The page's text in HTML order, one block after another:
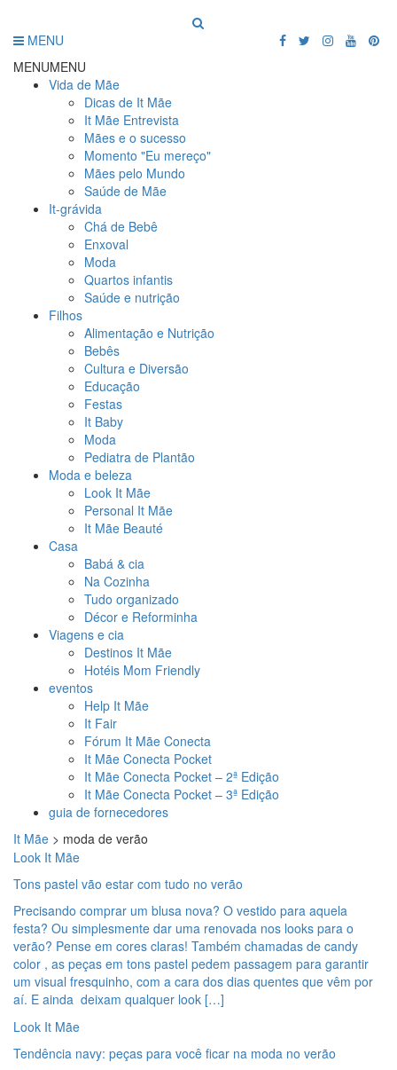
MENU
MENUMENU
Vida de Mãe
Dicas de It Mãe
It Mãe Entrevista
Mães e o sucesso
Momento "Eu mereço"
Mães pelo Mundo
Saúde de Mãe
It-grávida
Chá de Bebê
Enxoval
Moda
Quartos infantis
Saúde e nutrição
Filhos
Alimentação e Nutrição
Bebês
Cultura e Diversão
Educação
Festas
It Baby
Moda
Pediatra de Plantão
Moda e beleza
Look It Mãe
Personal It Mãe
It Mãe Beauté
Casa
Babá & cia
Na Cozinha
Tudo organizado
Décor e Reforminha
Viagens e cia
Destinos It Mãe
Hotéis Mom Friendly
eventos
Help It Mãe
It Fair
Fórum It Mãe Conecta
It Mãe Conecta Pocket
It Mãe Conecta Pocket – 2ª Edição
It Mãe Conecta Pocket – 3ª Edição
guia de fornecedores
It Mãe > moda de verão
Look It Mãe
Tons pastel vão estar com tudo no verão
Precisando comprar um blusa nova? O vestido para aquela
festa? Ou simplesmente dar uma renovada nos looks para o
verão? Pense em cores claras! Também chamadas de candy
color , as peças em tons pastel pedem passagem para garantir
um visual fresquinho, com a cara dos dias quentes que vêm por
aí. E ainda deixam qualquer look […]
Look It Mãe
Tendência navy: peças para você ficar na moda no verão